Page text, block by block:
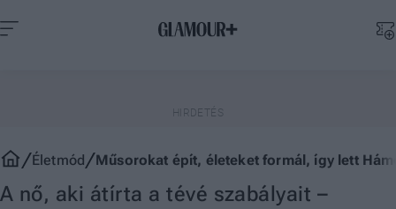
Életmód Műsorokat épít, életeket formál, így lett
A nő, aki átírta a tévé szabályait –